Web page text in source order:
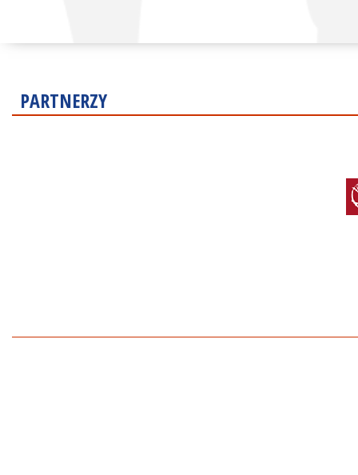
PARTNERZY